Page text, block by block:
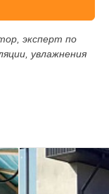
эксперт по
увлажнения